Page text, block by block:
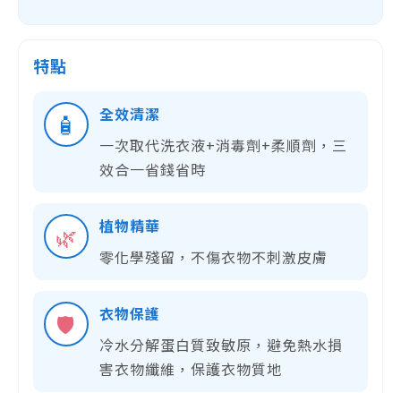
特點
🧴
全效清潔
一次取代洗衣液+消毒劑+柔順劑，三
效合一省錢省時
🌿
植物精華
零化學殘留，不傷衣物不刺激皮膚
🛡️
衣物保護
冷水分解蛋白質致敏原，避免熱水損
害衣物纖維，保護衣物質地